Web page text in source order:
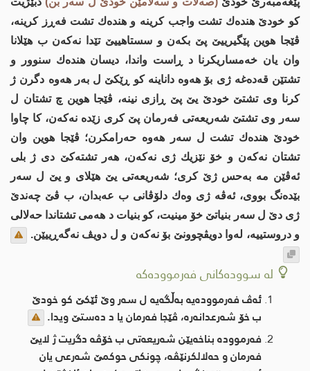
کو خودێ هندەك تشت واجب کرینە و هنده‌ك تشت فەڕز کرینە،
ڤێجا هوین پێگیرییێ پێ بكه‌ن و سستاهییێ تێدا نه‌كه‌ن ب هێلانا
وان یان خه‌مساریكرنا د ڕاست واندا، دیسان هنده‌ك سنوور و
تشتێن قه‌ده‌غه‌ ژی بۆ هه‌وه‌ داناینه‌ كو ڕێكێ ل به‌ر هه‌وه‌ دگرن ژ
كرنا وی تشتێ خودێ یێ پێ ڕازی نینه‌، ڤێجا هوین چ تشتان ل
سه‌ر وی تشتێ شه‌ریعه‌تی فه‌رمان پێ كری زێده نه‌كه‌ن، كا چاوا
خودێ هنده‌ك تشت ل سه‌ر هه‌وه‌ حه‌رامكرن؛ ڤێجا هوین وان
تشتان نه‌كه‌ن و خۆ نێزیك ژی نه‌كه‌ن، هه‌ر تشته‌كێ دی ژ بلی
ئه‌ڤێن مه‌ به‌حس ژێ كری؛ شه‌ریعه‌تی یێ هێلای و یێ ل سه‌ر
بێده‌نگ بووی، ئه‌ڤه‌ ژی وه‌ك دلۆڤانی ب عه‌بدان، ب ڤێ چه‌ندێ
ژی دێ ل سه‌ر بنیاتێ خۆ مینیت، كو بنیات د هه‌می تشتاندا حه‌لالی
و دروستییه‌، له‌وا دویڤچوونێ بۆ نه‌كه‌ن و ل دویڤ نه‌گه‌ڕییێن.
لە سوودەکانی فەرموودەکە
ئه‌ڤ فەرموودەیه‌ بەڵگەیە ل سەر وێ ئێكێ کو خودێ
ب خۆ شەرعدانەرە، ڤێجا فەرمان یا د دەستێ ویدا.
فەرموودە بناخه‌یێن شه‌ریعه‌تی ب خۆڤه‌ دگریت ژ لایێ
فه‌رمان و حه‌لالكرنێڤه‌، چونکی حوکمێ شەرعی یان